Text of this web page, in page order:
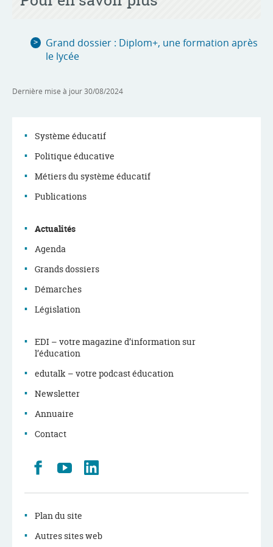
Grand dossier : Diplom+, une formation après
le lycée
Dernière mise à jour30/08/2024
Menu
de
navigation
Système éducatif
Politique éducative
Métiers du système éducatif
Publications
Actualités
Agenda
Grands dossiers
Démarches
Législation
EDI – votre magazine d’information sur
l’éducation
edutalk – votre podcast éducation
Newsletter
Annuaire
Contact
Retrouvez
nous
Youtube
Plan du site
Autres sites web